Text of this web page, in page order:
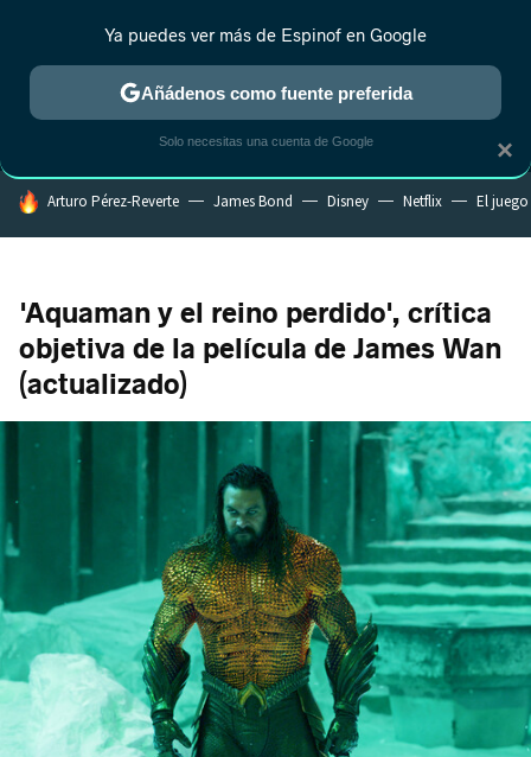
MENÚ NUEVO
ESTRENOS REALITY ANIME RANKINGS CINE
HOY SE HABLA DE
Arturo Pérez-Reverte James Bond Disney Netflix El
'Aquaman y el reino perdido', crítica
objetiva de la película de James Wan
(actualizado)
×
Ya puedes ver más de Espinof en Google
Añádenos como fuente preferida
Solo necesitas una cuenta de Google